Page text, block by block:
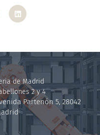
de Madrid
2 y 4
Partenón 5, 28042